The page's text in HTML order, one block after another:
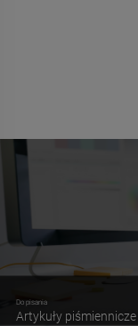
Do pisania
Artykuły piśmiennicze